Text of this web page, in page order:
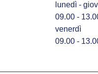
lunedì -
09.00 -
venerdì
09.00 -